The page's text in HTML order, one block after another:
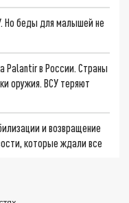
Но беды для малышей не
Palantir в России. Страны
оружия. ВСУ теряют
и возвращение
которые ждали все